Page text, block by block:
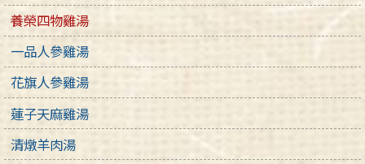
養榮四物雞湯
一品人參雞湯
花旗人參雞湯
蓮子天麻雞湯
清燉羊肉湯